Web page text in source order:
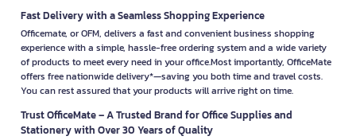
Fast Delivery with a Seamless Shopping Experience
Officemate, or OFM, delivers a fast and convenient business shopping
experience with a simple, hassle-free ordering system and a wide variety
of products to meet every need in your office.Most importantly, OfficeMate
offers free nationwide delivery*—saving you both time and travel costs.
You can rest assured that your products will arrive right on time.
Trust OfficeMate – A Trusted Brand for Office Supplies and
Stationery with Over 30 Years of Quality